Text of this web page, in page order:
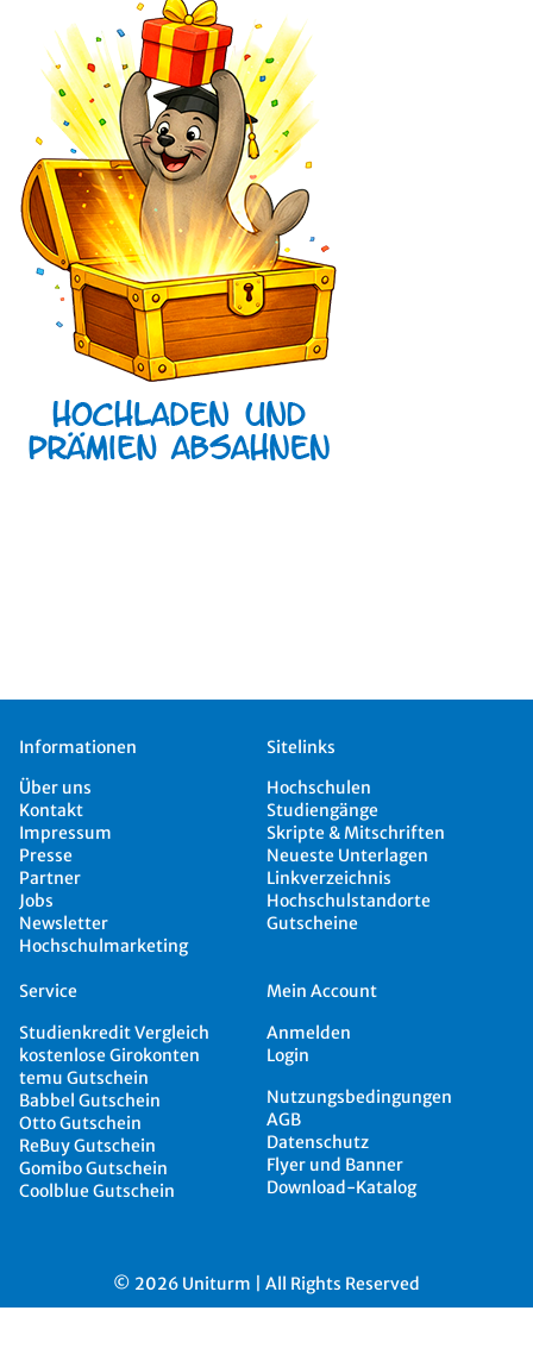
Informationen
Über uns
Kontakt
Impressum
Presse
Partner
Jobs
Newsletter
Hochschulmarketing
Sitelinks
Hochschulen
Studiengänge
Skripte & Mitschriften
Neueste Unterlagen
Linkverzeichnis
Hochschulstandorte
Gutscheine
Service
Studienkredit Vergleich
kostenlose Girokonten
temu Gutschein
Babbel Gutschein
Otto Gutschein
ReBuy Gutschein
Gomibo Gutschein
Coolblue Gutschein
Mein Account
Anmelden
Login
Nutzungsbedingungen
AGB
Datenschutz
Flyer und Banner
Download-Katalog
© 2026 Uniturm | All Rights Reserved